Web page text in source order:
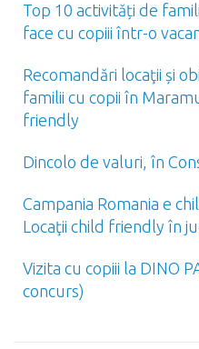
Top 10 activități de
face cu copiii într-o
Recomandări locaţii și
familii cu copii în
friendly
Dincolo de valuri, în
Campania Romania e
Locaţii child friendly în
Vizita cu copiii la DINO
concurs)